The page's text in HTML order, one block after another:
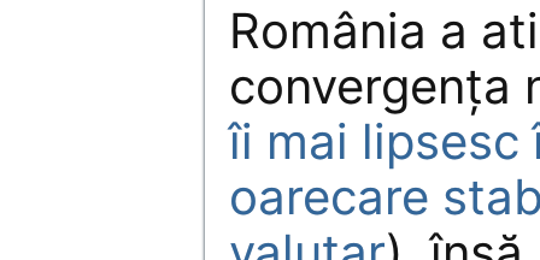
România a
convergența
îi mai lipsesc
oarecare